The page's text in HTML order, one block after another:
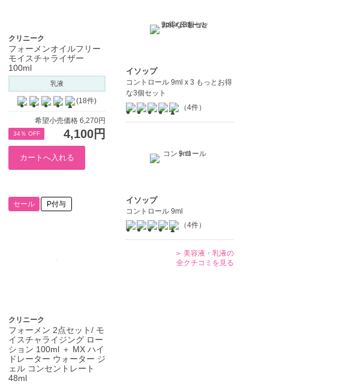
クリニーク
フォーメンオイルフリー
モイスチャライザー
100ml
乳液
(18件)
希望小売価格 6,270円
34％ OFF 4,100円
セール P付与
クリニーク
フォーメン 2点セット/ モ
イスチャライジング ロー
ション 100ml ＋ MX ハイ
ドレーター ウォーター ジ
ェル コンセントレート
48ml
イソップ
コントロール 9ml x 3 もっとお得
な3個セット
（4件）
イソップ
コントロール 9ml
（4件）
美容液・乳液の
全クチコミを見る